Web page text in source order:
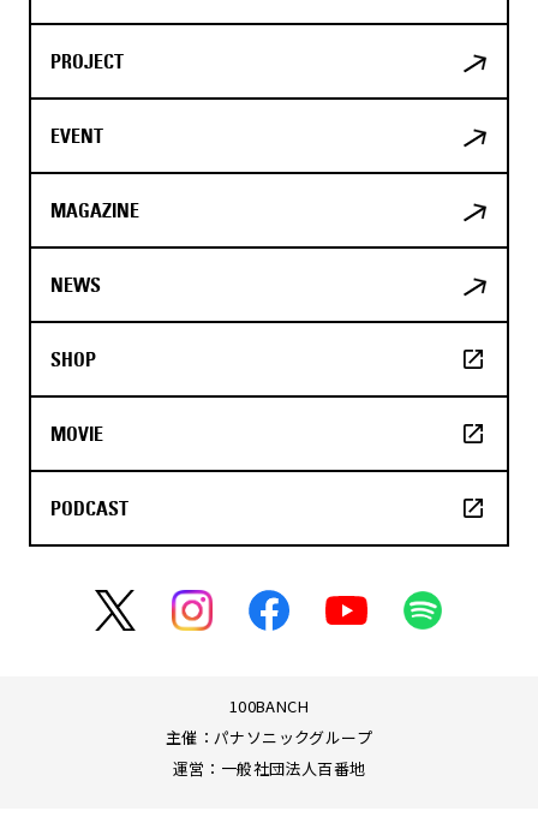
PROJECT
EVENT
MAGAZINE
NEWS
SHOP
MOVIE
PODCAST
100BANCH
主催：パナソニックグループ
運営：一般社団法人百番地